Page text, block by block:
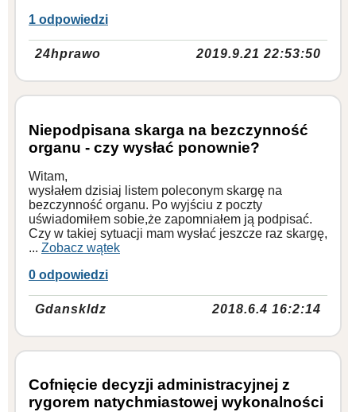
1 odpowiedzi
24hprawo 2019.9.21 22:53:50
Niepodpisana skarga na bezczynność
organu - czy wysłać ponownie?
Witam,
wysłałem dzisiaj listem poleconym skargę na
bezczynność organu. Po wyjściu z poczty
uświadomiłem sobie,że zapomniałem ją podpisać.
Czy w takiej sytuacji mam wysłać jeszcze raz skargę,
... Zobacz wątek
0 odpowiedzi
Gdanskldz 2018.6.4 16:2:14
Cofnięcie decyzji administracyjnej z
rygorem natychmiastowej wykonalności